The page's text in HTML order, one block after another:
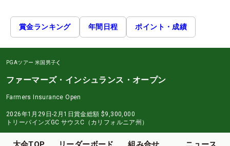
賞金ランキング 年間日程 ポイント・成績
PGAツアー 米国男子
ファーマーズ・インシュランス・オープン
Farmers Insurance Open
2026年1月29日-2月1日賞金総額 $9,300,000
トリーパインズGC サウスC（カリフォルニア州）